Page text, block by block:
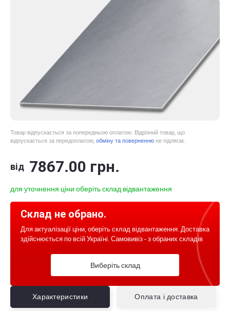
Товар відпускається за попередньою оплатою. Відрізний товар, що
відпускається за передоплатою, обміну та поверненню не підлягає.
від 7867.00 грн.
для уточнення ціни оберіть склад відвантаження
Склад не обрано.
Для актуалізації ціни, оберіть склад відвантаження. Доставка
здійснюється по всій Україні. Самовивіз - з обраних складів
Виберіть склад
Характеристики Оплата і доставка